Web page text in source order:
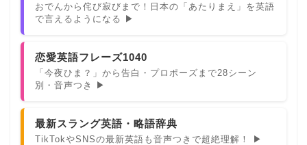
おでんから侘び寂びまで！日本の「あたりまえ」を英語
で言えるようになる ▶
恋愛英語フレーズ1040
「今夜ひま？」から告白・プロポーズまで28シーン
別・音声つき ▶
最新スラング英語・略語辞典
TikTokやSNSの最新英語も音声つきで超絶理解！ ▶